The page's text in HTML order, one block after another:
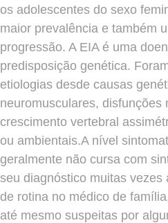
os adolescentes do sexo
maior prevalência e também
progressão. A EIA é uma
predisposição genética.
etiologias desde causas
neuromusculares, disfunções
crescimento vertebral
ou ambientais.A nível
geralmente não cursa com
seu diagnóstico muitas
de rotina no médico de
até mesmo suspeitas por